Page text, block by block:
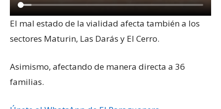
El mal estado de la vialidad afecta también a los
sectores Maturin, Las Darás y El Cerro.
Asimismo, afectando de manera directa a 36
familias.